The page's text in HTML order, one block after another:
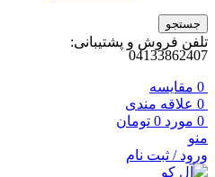
جستجو
تلفن فروش و پشتیبانی:
04133862407
0 مقايسه
0 علاقه مندی
0 مورد 0 تومان
منو
ورود / ثبت نام